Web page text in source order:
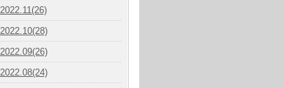
2022.11(26)
2022.10(28)
2022.09(26)
2022.08(24)